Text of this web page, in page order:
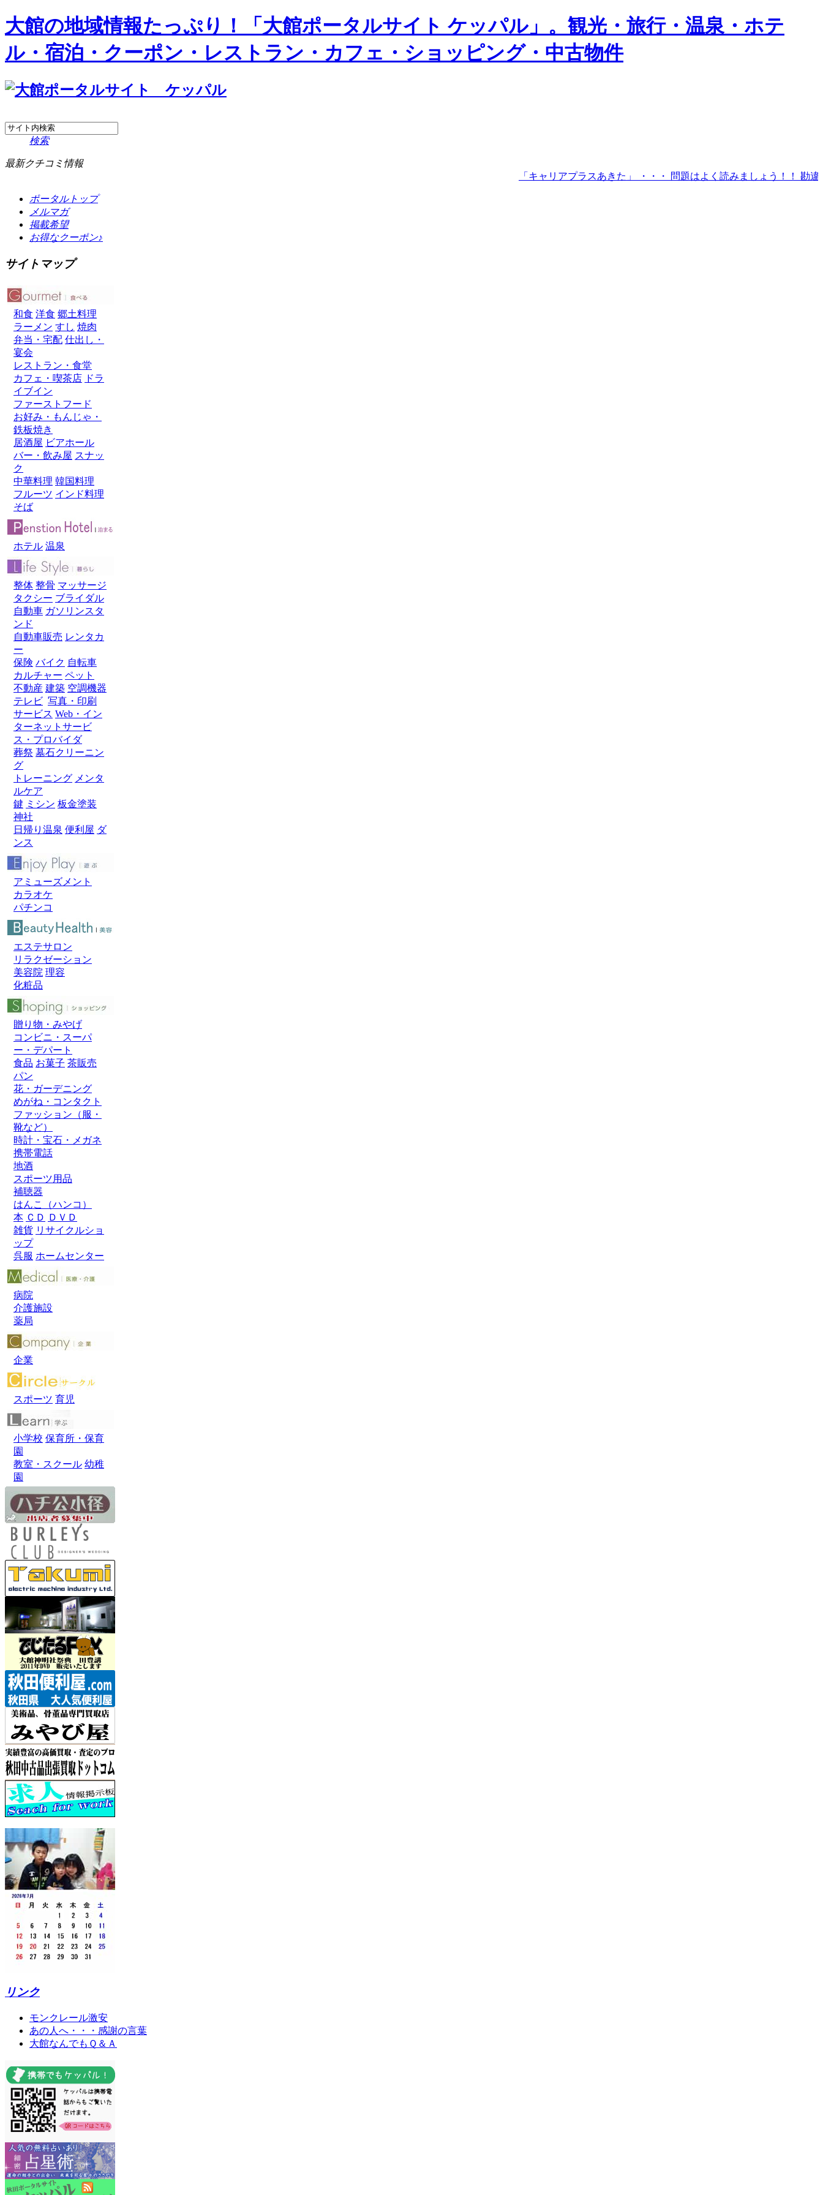
大館の地域情報たっぷり！「大館ポータルサイト ケッパル」。観光・旅行・温泉・ホテ
ル・宿泊・クーポン・レストラン・カフェ・ショッピング・中古物件
検索
最新クチコミ情報
「キャリアプラスあきた」 ・・・ 問題はよく読みましょう！！ 勘違いが
ポータルトップ
メルマガ
掲載希望
お得なクーポン♪
サイトマップ
和食 洋食 郷土料理
ラーメン すし 焼肉
弁当・宅配 仕出し・
宴会
レストラン・食堂
カフェ・喫茶店 ドラ
イブイン
ファーストフード
お好み・もんじゃ・
鉄板焼き
居酒屋 ビアホール
バー・飲み屋 スナッ
ク
中華料理 韓国料理
フルーツ インド料理
そば
ホテル 温泉
整体 整骨 マッサージ
タクシー ブライダル
自動車 ガソリンスタ
ンド
自動車販売 レンタカ
ー
保険 バイク 自転車
カルチャー ペット
不動産 建築 空調機器
テレビ 写真・印刷
サービス Web・イン
ターネットサービ
ス・プロバイダ
葬祭 墓石クリーニン
グ
トレーニング メンタ
ルケア
鍵 ミシン 板金塗装
神社
日帰り温泉 便利屋 ダ
ンス
アミューズメント
カラオケ
パチンコ
エステサロン
リラクゼーション
美容院 理容
化粧品
贈り物・みやげ
コンビニ・スーパ
ー・デパート
食品 お菓子 茶販売
パン
花・ガーデニング
めがね・コンタクト
ファッション（服・
靴など）
時計・宝石・メガネ
携帯電話
地酒
スポーツ用品
補聴器
はんこ（ハンコ）
本 ＣＤ ＤＶＤ
雑貨 リサイクルショ
ップ
呉服 ホームセンター
病院
介護施設
薬局
企業
スポーツ 育児
小学校 保育所・保育
園
教室・スクール 幼稚
園
リンク
モンクレール激安
あの人へ・・・感謝の言葉
大館なんでもＱ＆Ａ